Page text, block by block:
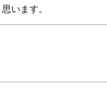
います。